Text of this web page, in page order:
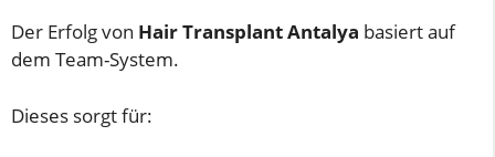
Der Erfolg von Hair Transplant Antalya basiert auf
dem Team-System.
Dieses sorgt für: